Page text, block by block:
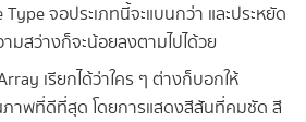
จอประเภทนี้จะแบนกว่า และประหยัด
มสว่างก็จะน้อยลงตามไปได้วย
เรียกได้ว่าใคร ๆ ต่างก็บอกให้
พที่ดีที่สุด โดยการแสดงสีสันที่คมชัด สี